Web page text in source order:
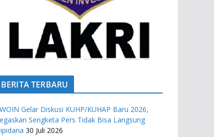
BERITA TERBARU
Gelar Diskusi KUHP/KUHAP Baru 2026,
Sengketa Pers Tidak Bisa Langsung
30 Juli 2026